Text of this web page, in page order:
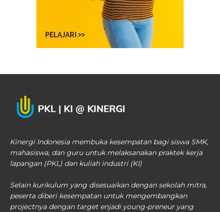
Kinergi Indonesia membuka kesempatan bagi siswa SMK,
mahasiswa, dan guru untuk melaksanakan praktek kerja
lapangan (PKL) dan kuliah industri (KI)
Selain kurikulum yang disesuaikan dengan sekolah mitra,
peserta diberi kesempatan untuk mengembangkan
projectnya dengan target enjadi young-preneur yang